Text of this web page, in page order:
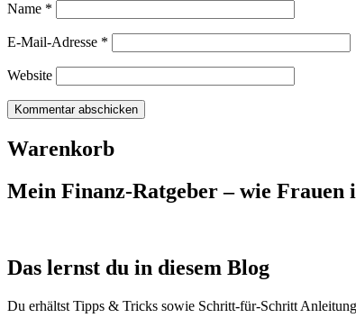
Name *
E-Mail-Adresse *
Website
Warenkorb
Mein Finanz-Ratgeber – wie
Das lernst du in diesem Blog
Du erhältst Tipps & Tricks sowie Schritt-für-Schritt